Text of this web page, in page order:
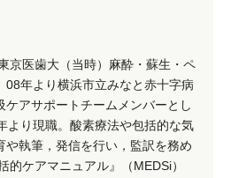
京医歯大（当時）麻酔・蘇生・ペ
08年より横浜市立みなと赤十字病
ケアサポートチームメンバーとし
より現職。酸素療法や包括的な気
や執筆，発信を行い，監訳を務め
的ケアマニュアル』（MEDSi）